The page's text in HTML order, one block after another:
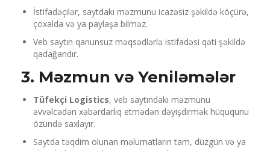
İstifadəçilər, saytdakı məzmunu icazəsiz şəkildə köçürə,
çoxalda və ya paylaşa bilməz.
Veb saytın qanunsuz məqsədlərlə istifadəsi qəti şəkildə
qadağandır.
3. Məzmun və Yeniləmələr
Tüfekçi Logistics, veb saytındakı məzmunu
əvvəlcədən xəbərdarlıq etmədən dəyişdirmək hüququnu
özündə saxlayır.
Saytda təqdim olunan məlumatların tam, düzgün və ya